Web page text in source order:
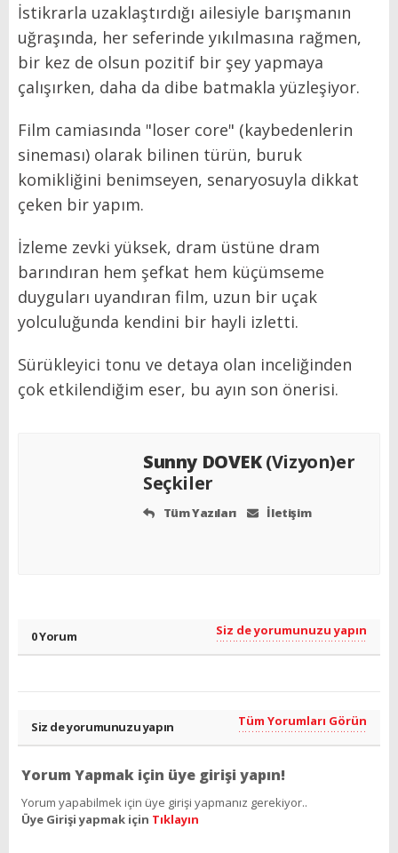
İstikrarla uzaklaştırdığı ailesiyle barışmanın
uğraşında, her seferinde yıkılmasına rağmen,
bir kez de olsun pozitif bir şey yapmaya
çalışırken, daha da dibe batmakla yüzleşiyor.
Film camiasında "loser core" (kaybedenlerin
sineması) olarak bilinen türün, buruk
komikliğini benimseyen, senaryosuyla dikkat
çeken bir yapım.
İzleme zevki yüksek, dram üstüne dram
barındıran hem şefkat hem küçümseme
duyguları uyandıran film, uzun bir uçak
yolculuğunda kendini bir hayli izletti.
Sürükleyici tonu ve detaya olan inceliğinden
çok etkilendiğim eser, bu ayın son önerisi.
Sunny DOVEK(Vizyon)er
Seçkiler
Tüm Yazıları İletişim
0 Yorum Siz de yorumunuzu yapın
Siz de yorumunuzu yapın Tüm Yorumları Görün
Yorum Yapmak için üye girişi yapın!
Yorum yapabilmek için üye girişi yapmanız gerekiyor..
Üye Girişi yapmak için Tıklayın